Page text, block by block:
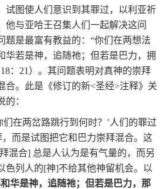
试图使人们意识到其罪过，以利亚祈
他与亚哈王召集人们一起解决这问
题是最富有教益的：“你们在两想法
华若是神，追随祂；但若是巴力，拥
18： 21 ）。其问题表明对真神的崇拜
合。此是《修订的新<圣经>注释》关
：
们在两岔路跳行到何时？’人们的罪过
，而是试图把它和巴力崇拜混合。这
混合] 总是人认为是有气量的，而另
色列人的[神]不给其他神留机会。以
华是神，追随祂；但若是巴力，那